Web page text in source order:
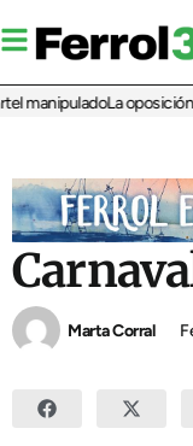
La oposición carga
Marta Corral